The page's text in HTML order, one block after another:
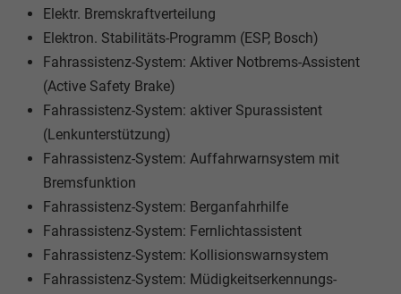
Elektr. Bremskraftverteilung
Elektron. Stabilitäts-Programm (ESP, Bosch)
Fahrassistenz-System: Aktiver Notbrems-Assistent
(Active Safety Brake)
Fahrassistenz-System: aktiver Spurassistent
(Lenkunterstützung)
Fahrassistenz-System: Auffahrwarnsystem mit
Bremsfunktion
Fahrassistenz-System: Berganfahrhilfe
Fahrassistenz-System: Fernlichtassistent
Fahrassistenz-System: Kollisionswarnsystem
Fahrassistenz-System: Müdigkeitserkennungs-